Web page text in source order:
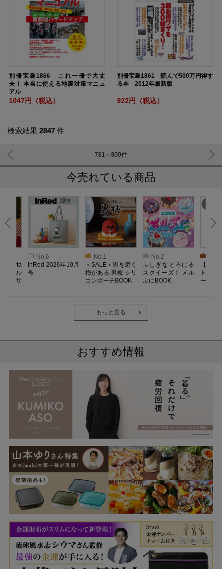
別冊宝島1866 これ一冊で大丈
夫！ 本当に使える地震対策マニュ
アル
1047円（税込）
別冊宝島1861 読んで500万円得す
る本 2012年最新版
922円（税込）
検索結果 2847 件
781～800件
今売れている商品
キル
レッサ
No.6
InRed 2026年10月
号
No.1
＜SALE＞男を磨く
梅がある 男梅 シリ
コンポーチBOOK
No.2
ふしぎなとろける
スクイーズ！ メル
ぷにBOOK
【
ト／L
ー）【
ab. 疲
もっと見る
おすすめ情報